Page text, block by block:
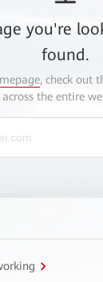
you're
found.
, check out
across the entire